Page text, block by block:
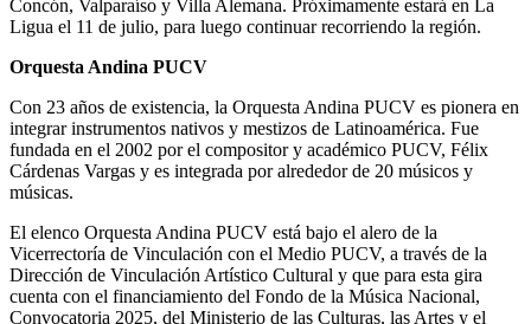
Concón, Valparaíso y Villa Alemana. Próximamente estará en La
Ligua el 11 de julio, para luego continuar recorriendo la región.
Orquesta Andina PUCV
Con 23 años de existencia, la Orquesta Andina PUCV es pionera en
integrar instrumentos nativos y mestizos de Latinoamérica. Fue
fundada en el 2002 por el compositor y académico PUCV, Félix
Cárdenas Vargas y es integrada por alrededor de 20 músicos y
músicas.
El elenco Orquesta Andina PUCV está bajo el alero de la
Vicerrectoría de Vinculación con el Medio PUCV, a través de la
Dirección de Vinculación Artístico Cultural y que para esta gira
cuenta con el financiamiento del Fondo de la Música Nacional,
Convocatoria 2025, del Ministerio de las Culturas, las Artes y el